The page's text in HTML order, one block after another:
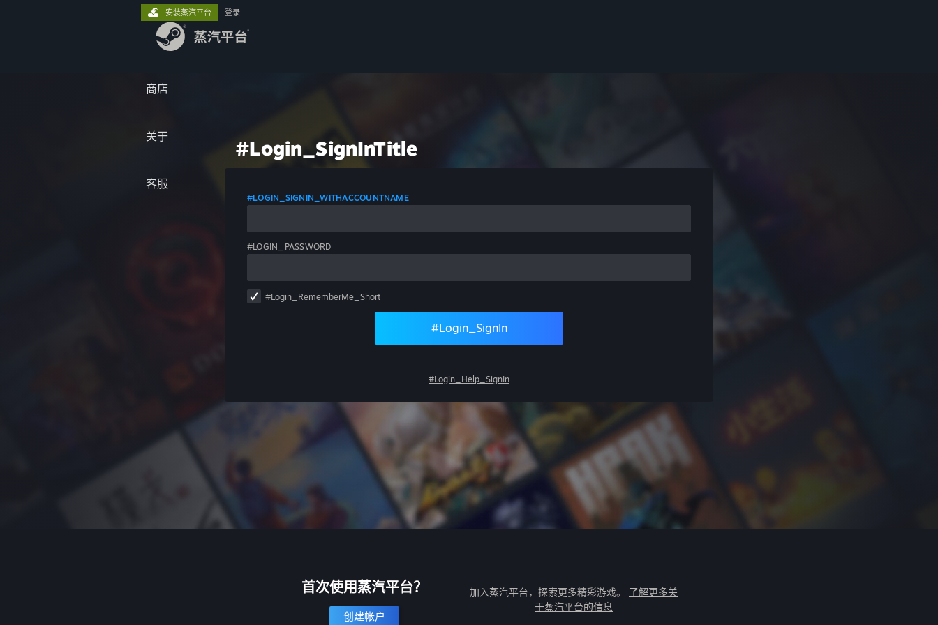
商店
关于
客服
安装蒸汽平台 登录
#Login_SignInTitle
#LOGIN_SIGNIN_WITHACCOUNTNAME
#LOGIN_PASSWORD
#Login_RememberMe_Short
#Login_SignIn
#Login_Help_SignIn
首次使用蒸汽平台？
创建帐户
加入蒸汽平台，探索更多精彩游戏。 了解更多关
于蒸汽平台的信息